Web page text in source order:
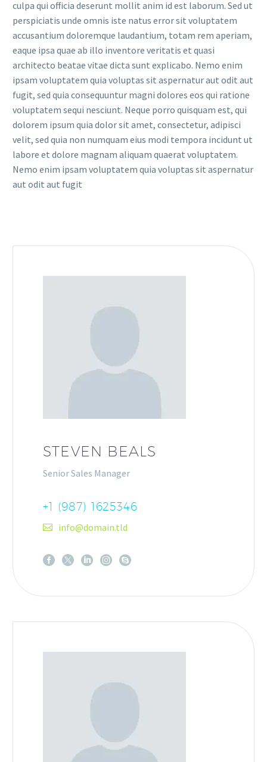
culpa qui officia deserunt mollit anim id est laborum. Sed ut
perspiciatis unde omnis iste natus error sit voluptatem
accusantium doloremque laudantium, totam rem aperiam,
eaque ipsa quae ab illo inventore veritatis et quasi
architecto beatae vitae dicta sunt explicabo. Nemo enim
ipsam voluptatem quia voluptas sit aspernatur aut odit aut
fugit, sed quia consequuntur magni dolores eos qui ratione
voluptatem sequi nesciunt. Neque porro quisquam est, qui
dolorem ipsum quia dolor sit amet, consectetur, adipisci
velit, sed quia non numquam eius modi tempora incidunt ut
labore et dolore magnam aliquam quaerat voluptatem.
Nemo enim ipsam voluptatem quia voluptas sit aspernatur
aut odit aut fugit
STEVEN BEALS
Senior Sales Manager
+1 (987) 1625346
info@domain.tld